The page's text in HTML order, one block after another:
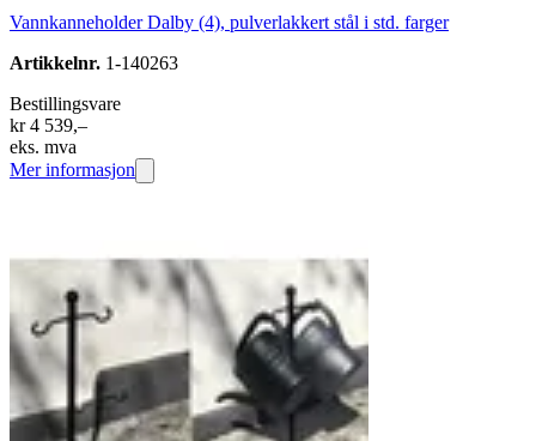
Vannkanneholder Dalby (4), pulverlakkert stål i std. farger
Artikkelnr. 1-140263
Bestillingsvare
kr 4 539,–
eks. mva
Mer informasjon